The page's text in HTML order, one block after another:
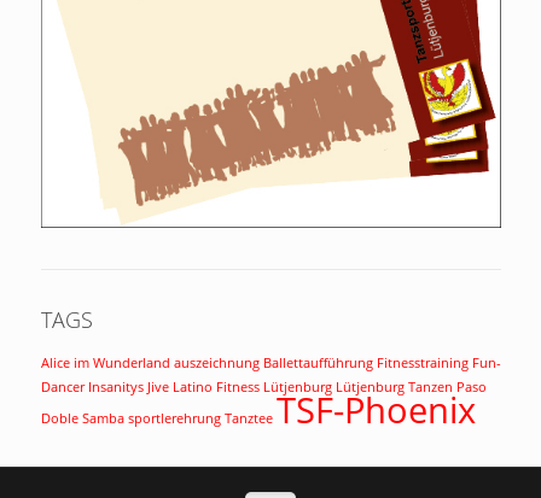
TAGS
Alice im Wunderland auszeichnung Ballettaufführung Fitnesstraining Fun-
Dancer Insanitys Jive Latino Fitness Lütjenburg Lütjenburg Tanzen Paso
Doble Samba sportlerehrung Tanztee TSF-Phoenix